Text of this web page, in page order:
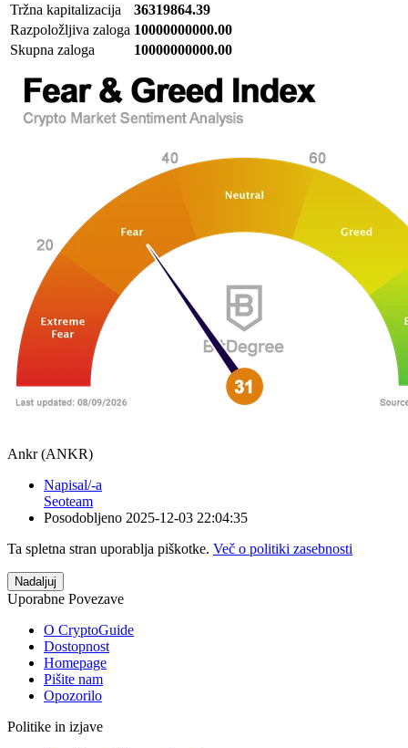
Tržna kapitalizacija
36319864.39
Razpoložljiva zaloga 10000000000.00
Skupna zaloga
10000000000.00
Ankr (ANKR)
Napisal/-a
Seoteam
Posodobljeno 2025-12-03 22:04:35
Ta spletna stran uporablja piškotke. Več o politiki zasebnosti
Nadaljuj
Uporabne Povezave
O CryptoGuide
Dostopnost
Homepage
Pišite nam
Opozorilo
Politike in izjave